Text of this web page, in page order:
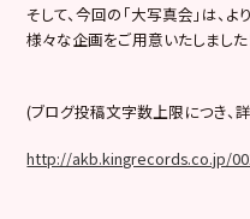
そして、今回の「大写真会」は、
様々な企画をご用意いたしました！
(ブログ投稿文字数上限につき、
http://akb.kingrecords.co.jp/